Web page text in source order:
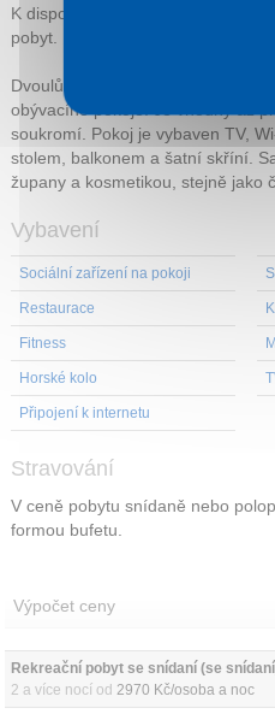
K dispozici je také čajový a
pobyt.
Dvoulůžkový pokoj
obývacího pokoje. Je vhodný až
soukromí. Pokoj je vybaven TV,
stolem, balkonem a šatní skříní.
župany a kosmetikou, stejně jako
Vybavení
Sociální zařízení na pokoji
Restaurace
Fitness
Horské kolo
Připojení k internetu
Stravování
V ceně pobytu snídaně nebo
formou bufetu.
Výpočet ceny
Rekreační pobyt se snídaní (se
2 a více nocí od 2970 Kč/osoba a noc